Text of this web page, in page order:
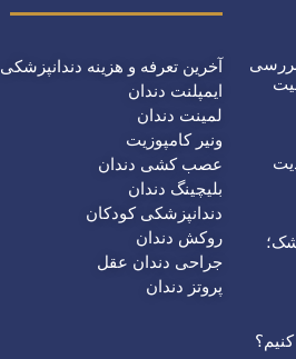
آخرین تعرفه و هزینه دندانپزشکی
ایمپلنت دندان
لمینت دندان
ونیر کامپوزیت
عصب کشی دندان
بلیچینگ دندان
دندانپزشکی کودکان
روکش دندان
جراحی دندان عقل
پروتز دندان